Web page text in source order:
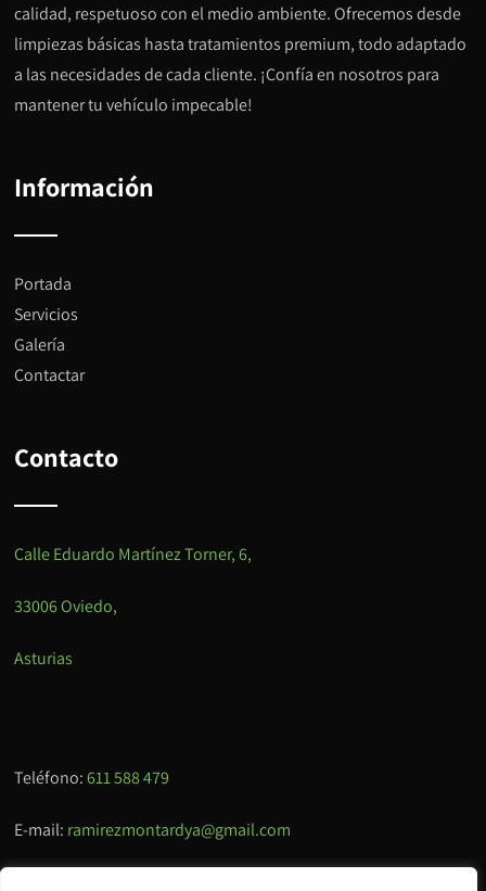
calidad, respetuoso con el medio ambiente. Ofrecemos desde
limpiezas básicas hasta tratamientos premium, todo adaptado
a las necesidades de cada cliente. ¡Confía en nosotros para
mantener tu vehículo impecable!
Información
Portada
Servicios
Galería
Contactar
Contacto
Calle Eduardo Martínez Torner, 6,
33006 Oviedo,
Asturias
Teléfono:611 588 479
E-mail: ramirezmontardya@gmail.com